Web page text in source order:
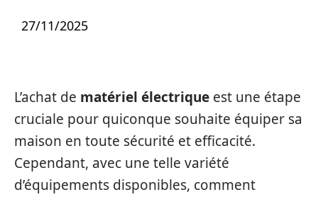
27/11/2025
L’achat de matériel électrique est une étape
cruciale pour quiconque souhaite équiper sa
maison en toute sécurité et efficacité.
Cependant, avec une telle variété
d’équipements disponibles, comment